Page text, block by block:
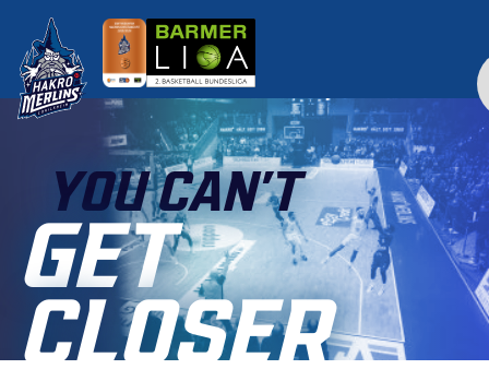
content
YOU CAN’T
GET
CLOSER